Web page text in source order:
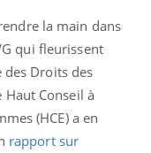
la main dans
qui fleurissent
Droits des
Conseil à
(HCE) a en
rapport sur